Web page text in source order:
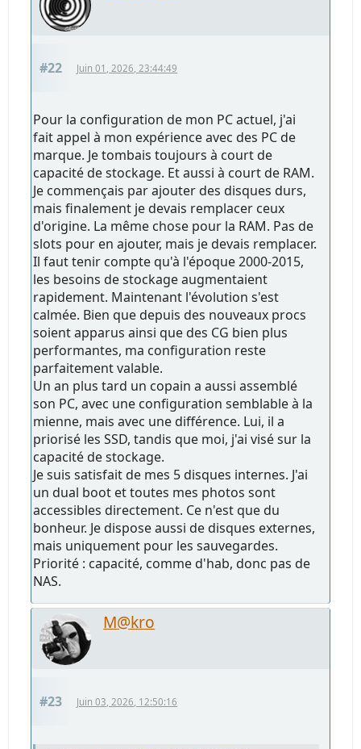
#22 Juin 01, 2026, 23:44:49
Pour la configuration de mon PC actuel, j'ai
fait appel à mon expérience avec des PC de
marque. Je tombais toujours à court de
capacité de stockage. Et aussi à court de RAM.
Je commençais par ajouter des disques durs,
mais finalement je devais remplacer ceux
d'origine. La même chose pour la RAM. Pas de
slots pour en ajouter, mais je devais remplacer.
Il faut tenir compte qu'à l'époque 2000-2015,
les besoins de stockage augmentaient
rapidement. Maintenant l'évolution s'est
calmée. Bien que depuis des nouveaux procs
soient apparus ainsi que des CG bien plus
performantes, ma configuration reste
parfaitement valable.
Un an plus tard un copain a aussi assemblé
son PC, avec une configuration semblable à la
mienne, mais avec une différence. Lui, il a
priorisé les SSD, tandis que moi, j'ai visé sur la
capacité de stockage.
Je suis satisfait de mes 5 disques internes. J'ai
un dual boot et toutes mes photos sont
accessibles directement. Ce n'est que du
bonheur. Je dispose aussi de disques externes,
mais uniquement pour les sauvegardes.
Priorité : capacité, comme d'hab, donc pas de
NAS.
M@kro
#23 Juin 03, 2026, 12:50:16